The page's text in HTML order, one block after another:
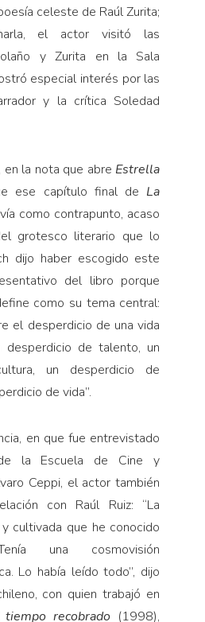
celeste de Raúl Zurita;
el actor visitó las
y Zurita en la Sala
especial interés por las
y la crítica Soledad
en la nota que abre Estrella
ese capítulo final de La
como contrapunto, acaso
grotesco literario que lo
dijo haber escogido este
del libro porque
como su tema central:
el desperdicio de una vida
desperdicio de talento, un
un desperdicio de
de vida”.
en que fue entrevistado
la Escuela de Cine y
Ceppi, el actor también
con Raúl Ruiz: “La
cultivada que he conocido
una cosmovisión
Lo había leído todo”, dijo
con quien trabajó en
tiempo recobrado (1998),